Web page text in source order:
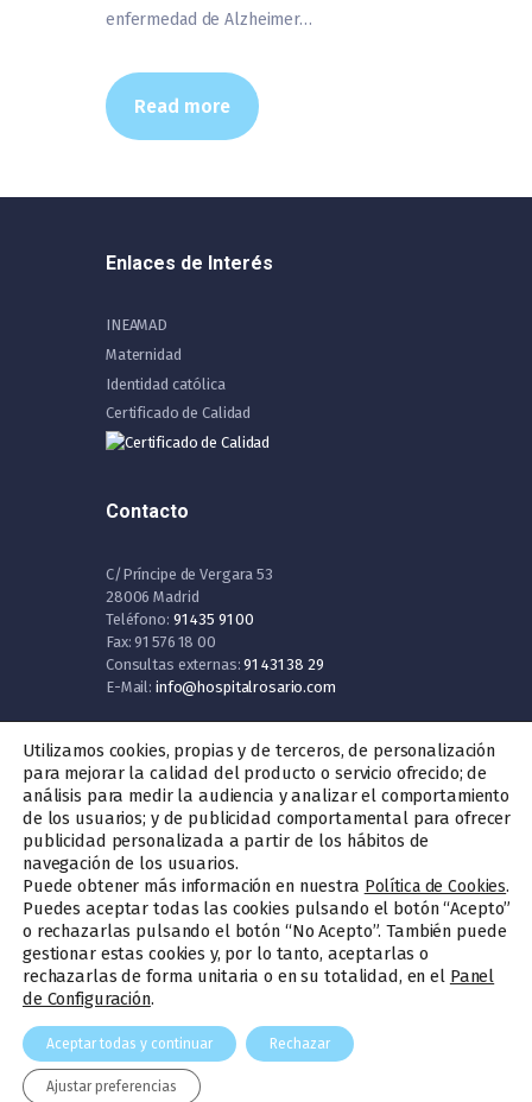
enfermedad de Alzheimer…
Read more
Enlaces de Interés
INEAMAD
Maternidad
Identidad católica
Certificado de Calidad
Contacto
C/Príncipe de Vergara 53
28006 Madrid
Teléfono: 91 435 91 00
Fax: 91 576 18 00
Consultas externas:91 431 38 29
E-Mail: info@hospitalrosario.com
Información Útil
Política de Privacidad
Aviso Legal
Mapa Web
Trabaja con nosotros
Canal de denuncias
Desarrollado por
Utilizamos cookies, propias y de terceros, de personalización
para mejorar la calidad del producto o servicio ofrecido; de
análisis para medir la audiencia y analizar el comportamiento
de los usuarios; y de publicidad comportamental para ofrecer
publicidad personalizada a partir de los hábitos de
navegación de los usuarios.
Puede obtener más información en nuestra Política de Cookies.
Puedes aceptar todas las cookies pulsando el botón “Acepto”
o rechazarlas pulsando el botón “No Acepto”. También puede
gestionar estas cookies y, por lo tanto, aceptarlas o
rechazarlas de forma unitaria o en su totalidad, en el Panel
de Configuración.
Aceptar todas y continuar Rechazar
Ajustar preferencias